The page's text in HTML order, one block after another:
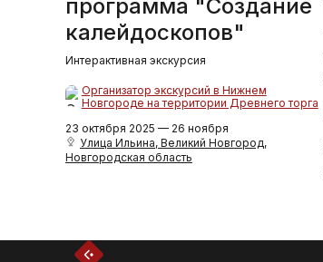
программа "Создание
калейдоскопов"
Интерактивная экскурсия
Организатор экскурсий в Нижнем
Новгороде на территории Древнего торга
23 октября 2025 — 26 ноября
Улица Ильина, Великий Новгород,
Новгородская область